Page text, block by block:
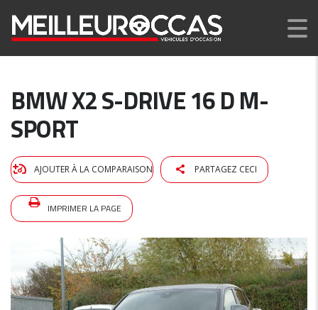
BMW X2 S-DRIVE 16 D M-
SPORT
AJOUTER À LA COMPARAISON PARTAGEZ CECI
IMPRIMER LA PAGE